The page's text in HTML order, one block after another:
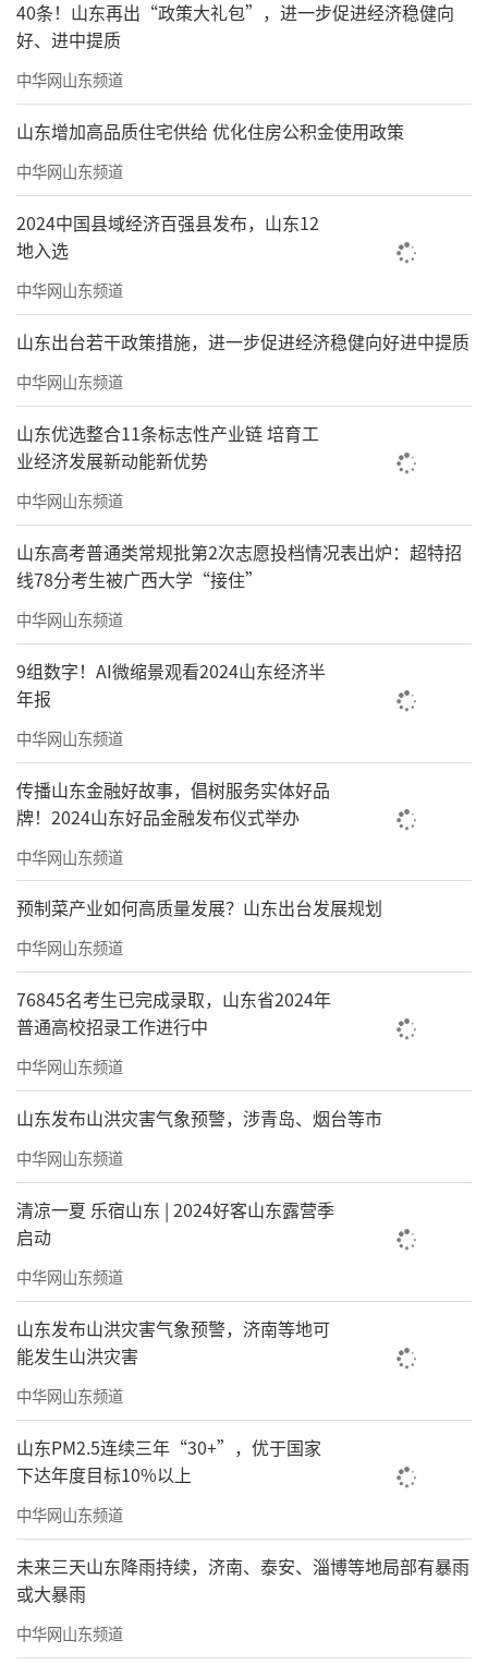
40条！山东再出“政策大礼包”，进一步促进经济稳健向
好、进中提质
中华网山东频道
山东增加高品质住宅供给 优化住房公积金使用政策
中华网山东频道
2024中国县域经济百强县发布，山东12
地入选
中华网山东频道
山东出台若干政策措施，进一步促进经济稳健向好进中提质
中华网山东频道
山东优选整合11条标志性产业链 培育工
业经济发展新动能新优势
中华网山东频道
山东高考普通类常规批第2次志愿投档情况表出炉：超特招
线78分考生被广西大学“接住”
中华网山东频道
9组数字！AI微缩景观看2024山东经济半
年报
中华网山东频道
传播山东金融好故事，倡树服务实体好品
牌！2024山东好品金融发布仪式举办
中华网山东频道
预制菜产业如何高质量发展？山东出台发展规划
中华网山东频道
76845名考生已完成录取，山东省2024年
普通高校招录工作进行中
中华网山东频道
山东发布山洪灾害气象预警，涉青岛、烟台等市
中华网山东频道
清凉一夏 乐宿山东 | 2024好客山东露营季
启动
中华网山东频道
山东发布山洪灾害气象预警，济南等地可
能发生山洪灾害
中华网山东频道
山东PM2.5连续三年“30+”，优于国家
下达年度目标10%以上
中华网山东频道
未来三天山东降雨持续，济南、泰安、淄博等地局部有暴雨
或大暴雨
中华网山东频道